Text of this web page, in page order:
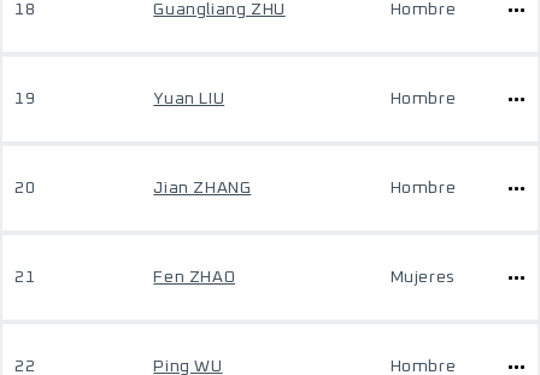
18 Guangliang ZHU Hombre
19 Yuan LIU Hombre
20 Jian ZHANG Hombre
21 Fen ZHAO Mujeres
22 Ping WU Hombre